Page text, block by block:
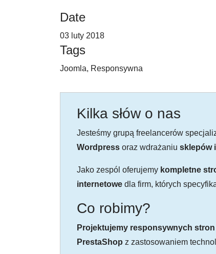
Date
03 luty 2018
Tags
Joomla, Responsywna
Kilka słów o nas
Jesteśmy grupą freelancerów
Wordpress oraz wdrażaniu sklepów
Jako zespól oferujemy kompletne
internetowe dla firm, których
Co robimy?
Projektujemy responsywnych stron
PrestaShop z zastosowaniem